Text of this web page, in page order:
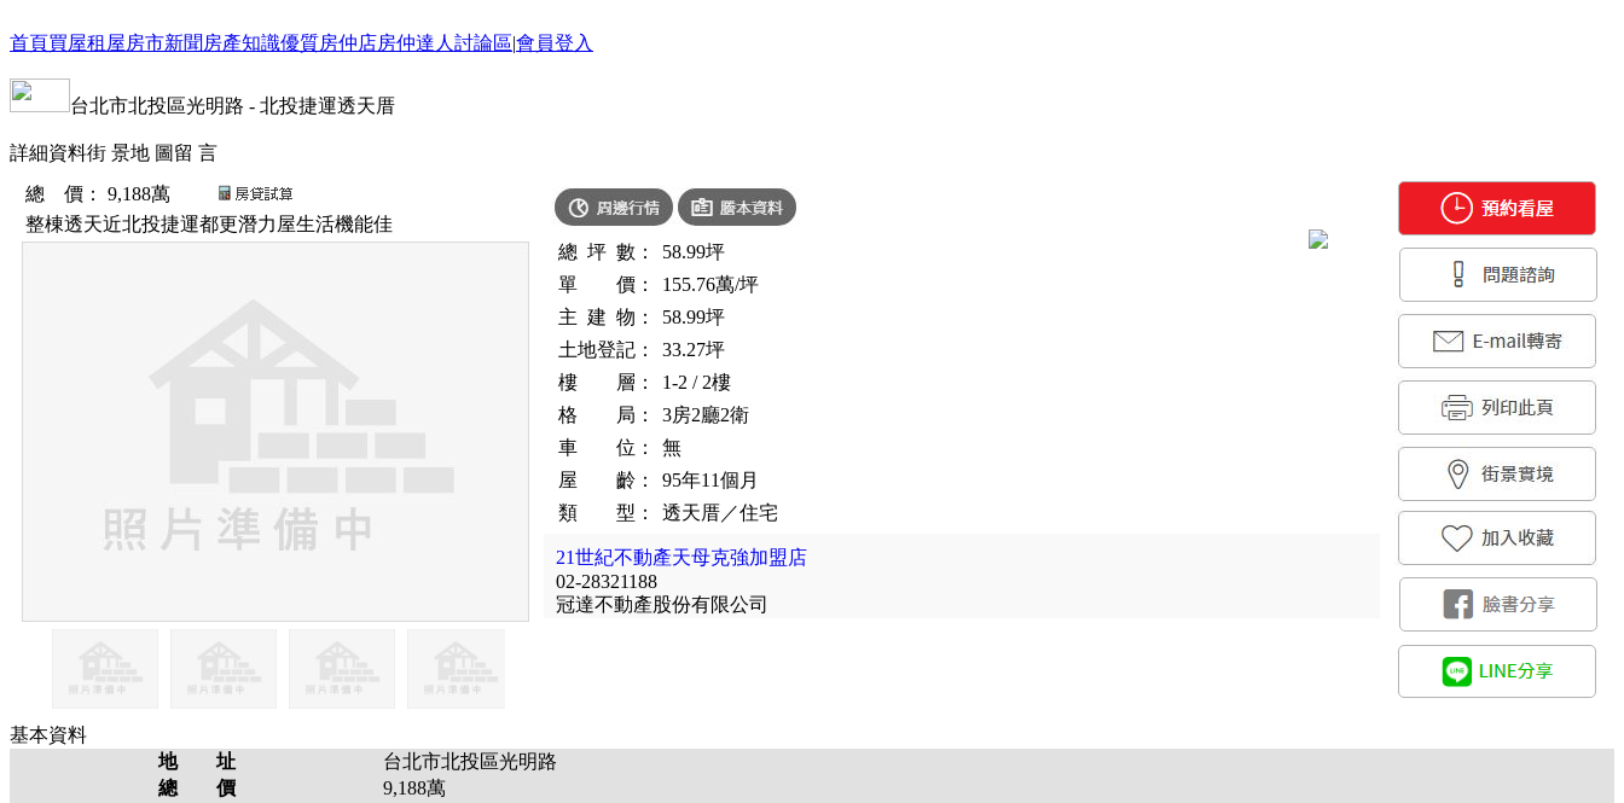
首頁買屋租屋房市新聞 房產知識優質房仲店房仲達人 討論區|會員登入
台北市北投區光明路 - 北投捷運透天厝
詳細資料街 景地 圖 留 言
總 價 ：
9,188萬
整棟透天近北投捷運都更潛力屋生活機能佳
總 坪 數：
58.99坪
單 價：
155.76萬/坪
主 建 物：
58.99坪
土地登記：
33.27坪
樓 層：
1-2 / 2樓
格 局：
3房2廳2衛
車 位：
無
屋 齡：
95年11個月
類 型：
透天厝／住宅
21世紀不動產天母克強加盟店
02-28321188
冠達不動產股份有限公司
基本資料
地 址
台北市北投區光明路
總 價
9,188萬